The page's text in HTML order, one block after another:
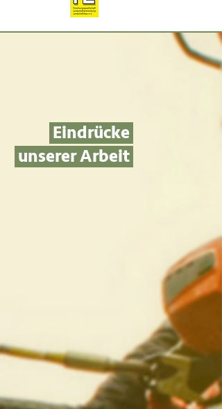
Eindrücke
unserer Arbeit